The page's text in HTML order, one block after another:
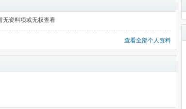
无资料项或无权查看
查看全部个人资料